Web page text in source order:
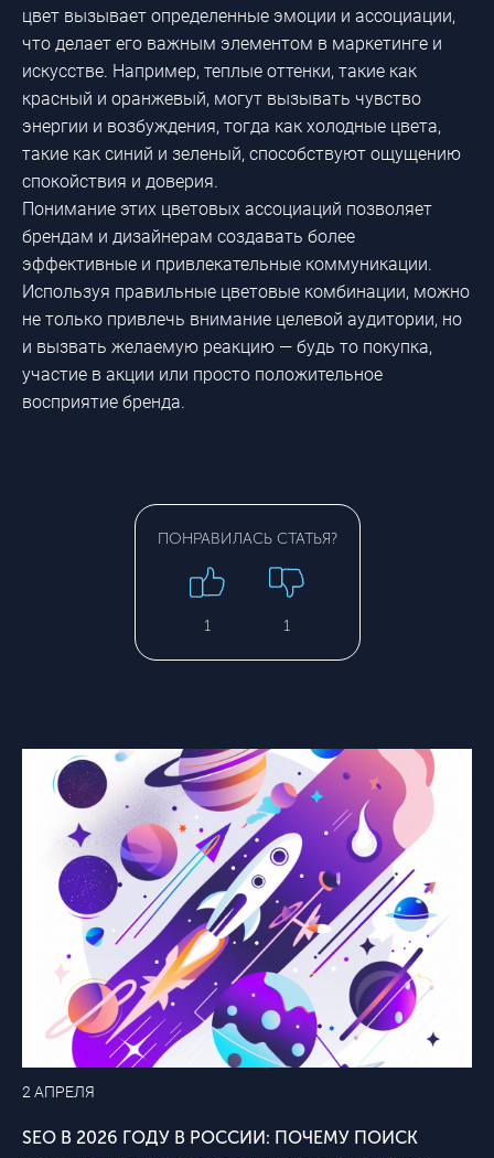
цвет вызывает определенные эмоции и ассоциации,
что делает его важным элементом в маркетинге и
искусстве. Например, теплые оттенки, такие как
красный и оранжевый, могут вызывать чувство
энергии и возбуждения, тогда как холодные цвета,
такие как синий и зеленый, способствуют ощущению
спокойствия и доверия.
Понимание этих цветовых ассоциаций позволяет
брендам и дизайнерам создавать более
эффективные и привлекательные коммуникации.
Используя правильные цветовые комбинации, можно
не только привлечь внимание целевой аудитории, но
и вызвать желаемую реакцию — будь то покупка,
участие в акции или просто положительное
восприятие бренда.
ПОНРАВИЛАСЬ СТАТЬЯ?
1 1
2 АПРЕЛЯ
SEO В 2026 ГОДУ В РОССИИ: ПОЧЕМУ ПОИСК